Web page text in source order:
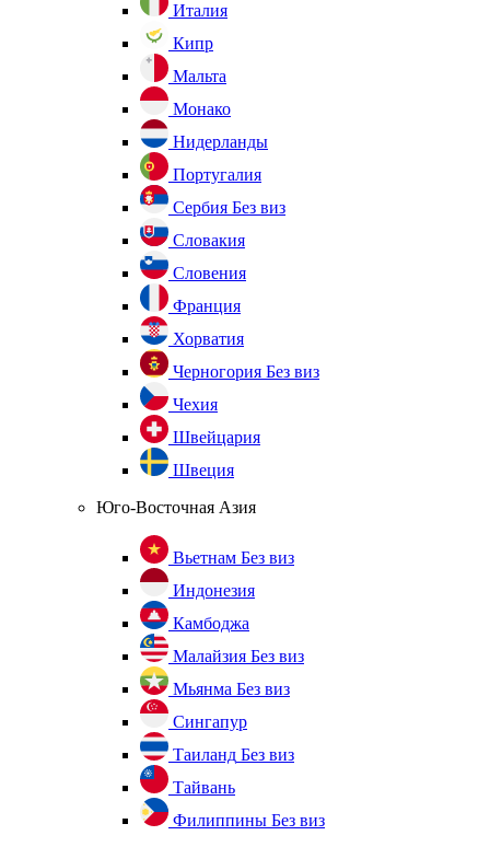
Италия
Кипр
Мальта
Монако
Нидерланды
Португалия
Сербия Без виз
Словакия
Словения
Франция
Хорватия
Черногория Без виз
Чехия
Швейцария
Швеция
Юго-Восточная Азия
Вьетнам Без виз
Индонезия
Камбоджа
Малайзия Без виз
Мьянма Без виз
Сингапур
Таиланд Без виз
Тайвань
Филиппины Без виз